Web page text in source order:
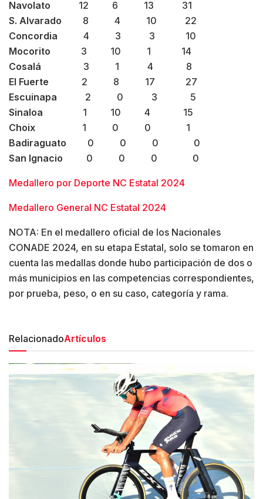
Navolato 12 6 13 31
S. Alvarado 8 4 10 22
Concordia 4 3 3 10
Mocorito 3 10 1 14
Cosalá 3 1 4 8
El Fuerte 2 8 17 27
Escuinapa 2 0 3 5
Sinaloa 1 10 4 15
Choix 1 0 0 1
Badiraguato 0 0 0 0
San Ignacio 0 0 0 0
Medallero por Deporte NC Estatal 2024
Medallero General NC Estatal 2024
NOTA: En el medallero oficial de los Nacionales
CONADE 2024, en su etapa Estatal, solo se tomaron en
cuenta las medallas donde hubo participación de dos o
más municipios en las competencias correspondientes,
por prueba, peso, o en su caso, categoría y rama.
RelacionadoArtículos